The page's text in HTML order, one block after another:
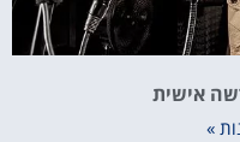
אישית
»